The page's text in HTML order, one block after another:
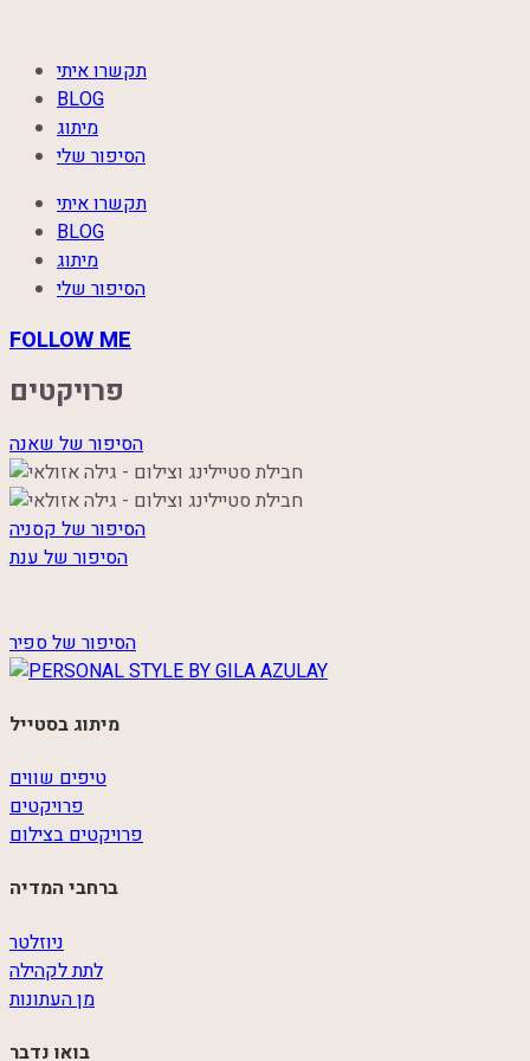
תקשרו איתי
BLOG
מיתוג
הסיפור שלי
תקשרו איתי
BLOG
מיתוג
הסיפור שלי
FOLLOW ME
פרויקטים
הסיפור של שאנה
הסיפור של קסניה
הסיפור של ענת
הסיפור של ספיר
מיתוג בסטייל
טיפים שווים
פרויקטים
פרויקטים בצילום
ברחבי המדיה
ניוזלטר
לתת לקהילה
מן העתונות
בואו נדבר